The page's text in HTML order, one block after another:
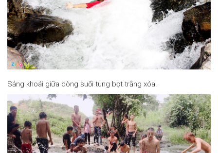
Sảng khoái giữa dòng suối tung bọt trắng xóa.